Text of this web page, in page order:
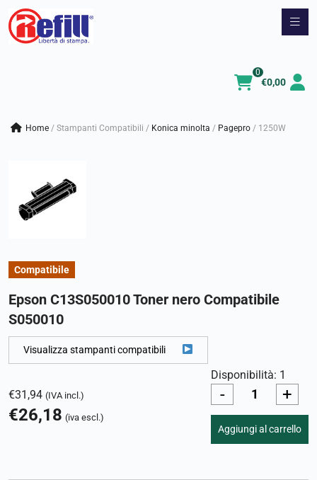
Vai
€0,00
0
Home / Stampanti Compatibili / konica minolta / pagepro / 1250W
Compatibile
Epson C13S050010 Toner nero Compatibile
S050010
Visualizza stampanti compatibili
€31,94 (IVA incl.)
€26,18 (iva escl.)
Disponibilità: 1
- +
Aggiungi al carrello